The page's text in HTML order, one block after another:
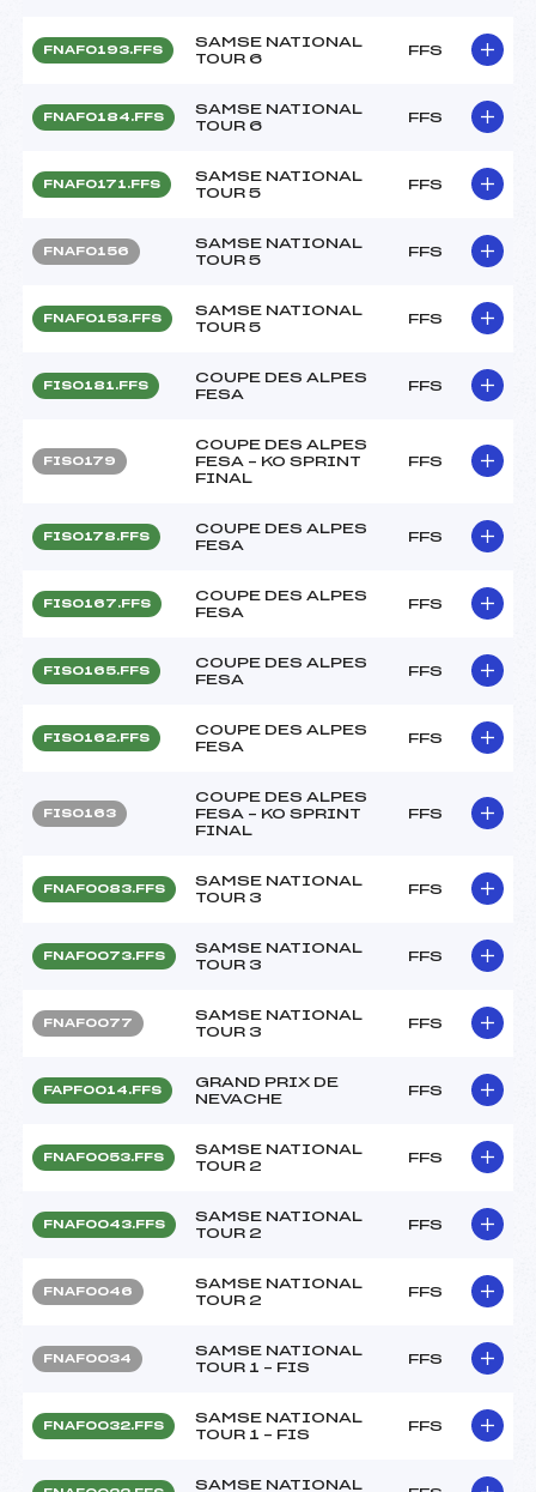
FNAF0193.FFS
SAMSE NATIONAL
TOUR 6
FFS
FNAF0184.FFS
SAMSE NATIONAL
TOUR 6
FFS
FNAF0171.FFS
SAMSE NATIONAL
TOUR 5
FFS
FNAF0156
SAMSE NATIONAL
TOUR 5
FFS
FNAF0153.FFS
SAMSE NATIONAL
TOUR 5
FFS
FIS0181.FFS
COUPE DES ALPES
FESA
FFS
FIS0179
COUPE DES ALPES
FESA – KO SPRINT
FINAL
FFS
FIS0178.FFS
COUPE DES ALPES
FESA
FFS
FIS0167.FFS
COUPE DES ALPES
FESA
FFS
FIS0165.FFS
COUPE DES ALPES
FESA
FFS
FIS0162.FFS
COUPE DES ALPES
FESA
FFS
FIS0163
COUPE DES ALPES
FESA – KO SPRINT
FINAL
FFS
FNAF0083.FFS
SAMSE NATIONAL
TOUR 3
FFS
FNAF0073.FFS
SAMSE NATIONAL
TOUR 3
FFS
FNAF0077
SAMSE NATIONAL
TOUR 3
FFS
FAPF0014.FFS
GRAND PRIX DE
NEVACHE
FFS
FNAF0053.FFS
SAMSE NATIONAL
TOUR 2
FFS
FNAF0043.FFS
SAMSE NATIONAL
TOUR 2
FFS
FNAF0046
SAMSE NATIONAL
TOUR 2
FFS
FNAF0034
SAMSE NATIONAL
TOUR 1 – FIS
FFS
FNAF0032.FFS
SAMSE NATIONAL
TOUR 1 – FIS
FFS
SAMSE NATIONAL